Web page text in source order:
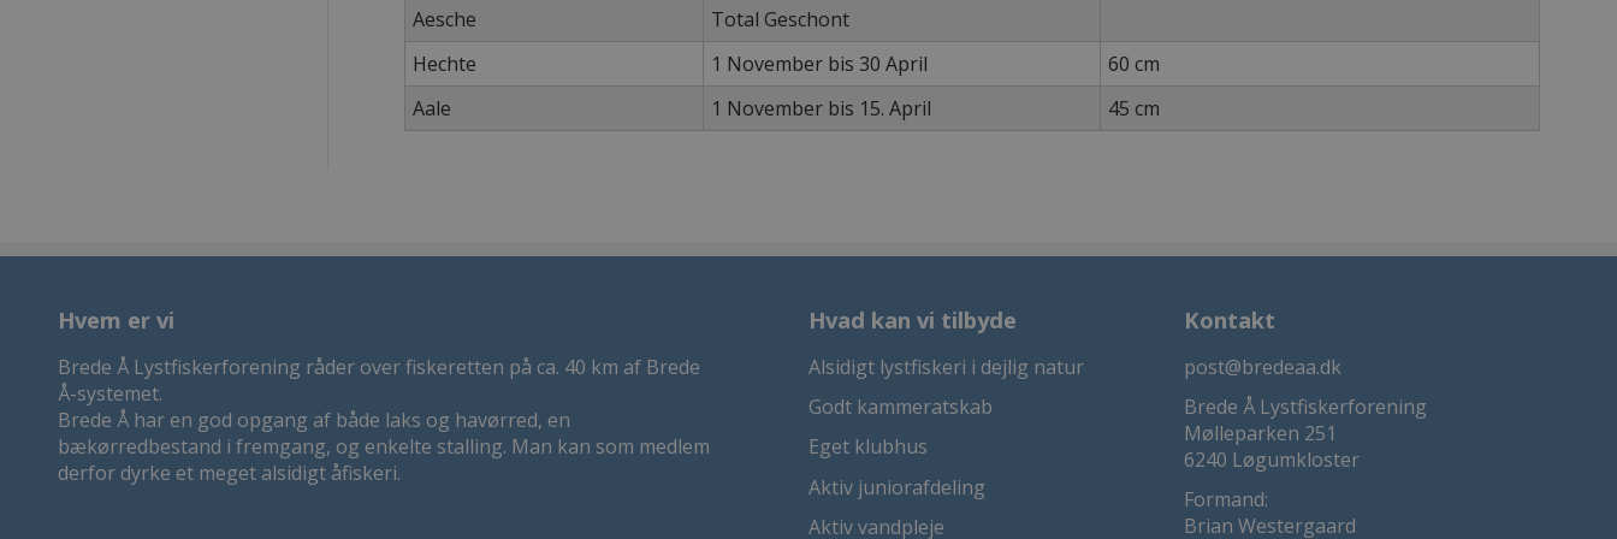
Aesche
Total Geschont
Hechte
1 November bis 30 April
60 cm
Aale
1 November bis 15. April 45 cm
Hvem er vi
Brede Å Lystfiskerforening råder over fiskeretten på ca. 40 km af Brede
Å-systemet.
Brede Å har en god opgang af både laks og havørred, en
bækørredbestand i fremgang, og enkelte stalling. Man kan som medlem
derfor dyrke et meget alsidigt åfiskeri.
Hvad kan vi tilbyde
Alsidigt lystfiskeri i dejlig natur
Godt kammeratskab
Eget klubhus
Aktiv juniorafdeling
Aktiv vandpleje
Kontakt
post@bredeaa.dk
Brede Å Lystfiskerforening
Mølleparken 251
6240 Løgumkloster
Formand:
Brian Westergaard